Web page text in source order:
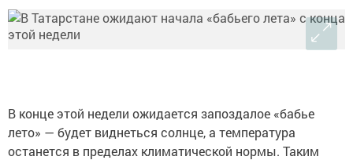
В конце этой недели ожидается запоздалое «бабье
лето» — будет виднеться солнце, а температура
останется в пределах климатической нормы. Таким